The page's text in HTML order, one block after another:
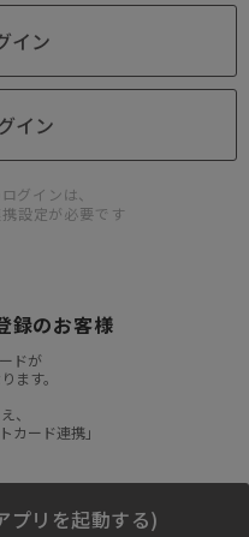
イン
イン
グインは、
設定が必要です
録のお客様
ドが
ます。
、
カード連携」
プリを起動する)